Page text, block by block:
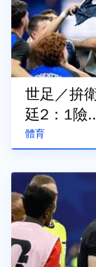
體育
世足／拚
廷2：1險